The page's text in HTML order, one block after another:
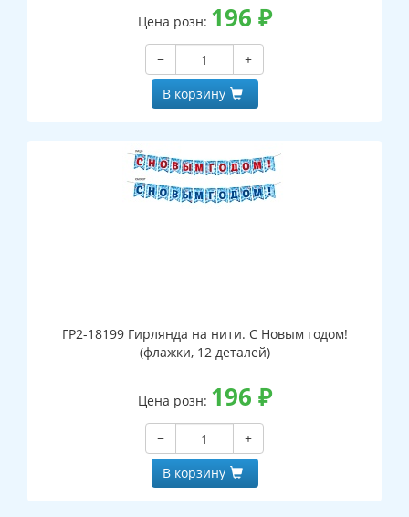
Цена розн: 196 ₽
−
+
В корзину
ГР2-18199 Гирлянда на нити. С Новым годом!
(флажки, 12 деталей)
Цена розн: 196 ₽
−
+
В корзину